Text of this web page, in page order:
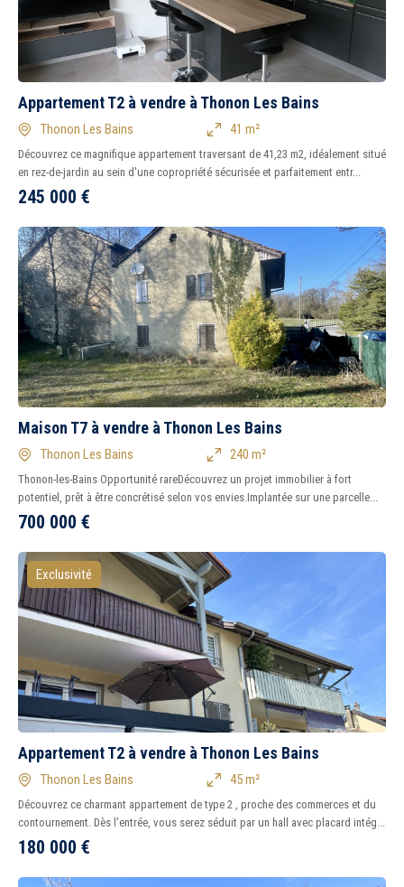
Appartement T2 à vendre à Thonon Les Bains
Thonon Les Bains 41 m²
Découvrez ce magnifique appartement traversant de 41,23 m2, idéalement situé
en rez-de-jardin au sein d'une copropriété sécurisée et parfaitement entr...
245 000 €
Maison T7 à vendre à Thonon Les Bains
Thonon Les Bains 240 m²
Thonon-les-Bains Opportunité rareDécouvrez un projet immobilier à fort
potentiel, prêt à être concrétisé selon vos envies.Implantée sur une parcelle...
700 000 €
Exclusivité
Appartement T2 à vendre à Thonon Les Bains
Thonon Les Bains 45 m²
Découvrez ce charmant appartement de type 2 , proche des commerces et du
contournement. Dès l’entrée, vous serez séduit par un hall avec placard intég...
180 000 €